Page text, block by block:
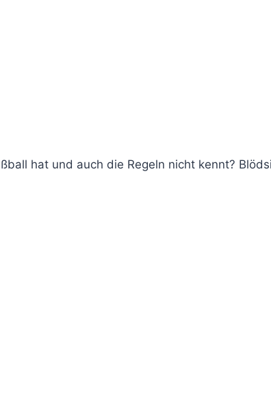
hat und auch die Regeln nicht kennt?